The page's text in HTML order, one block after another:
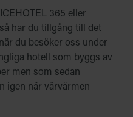
365 eller
har du tillgång till det
du besöker oss under
hotell som byggs av
men som sedan
igen när vårvärmen